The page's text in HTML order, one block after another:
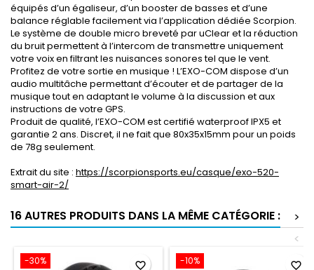
équipés d’un égaliseur, d’un booster de basses et d’une
balance réglable facilement via l’application dédiée Scorpion.
Le système de double micro breveté par uClear et la réduction
du bruit permettent à l’intercom de transmettre uniquement
votre voix en filtrant les nuisances sonores tel que le vent.
Profitez de votre sortie en musique ! L’EXO-COM dispose d’un
audio multitâche permettant d’écouter et de partager de la
musique tout en adaptant le volume à la discussion et aux
instructions de votre GPS.
Produit de qualité, l’EXO-COM est certifié waterproof IPX5 et
garantie 2 ans. Discret, il ne fait que 80x35x15mm pour un poids
de 78g seulement.
Extrait du site : https://scorpionsports.eu/casque/exo-520-
smart-air-2/
16 AUTRES PRODUITS DANS LA MÊME CATÉGORIE :
>
<
-30%
favorite_border -10% favorite_border